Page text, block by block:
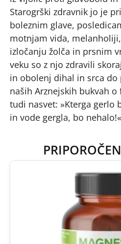
Starogrški zdravnik jo je
boleznim glave,
motnjam vida,
izločanju žolča in prsnim
veku so z njo zdravili
in obolenj dihal in srca do
naših Arznejskih bukvah
tudi nasvet: »Kterga gerlo
in vode gergla, bo nehalo!«